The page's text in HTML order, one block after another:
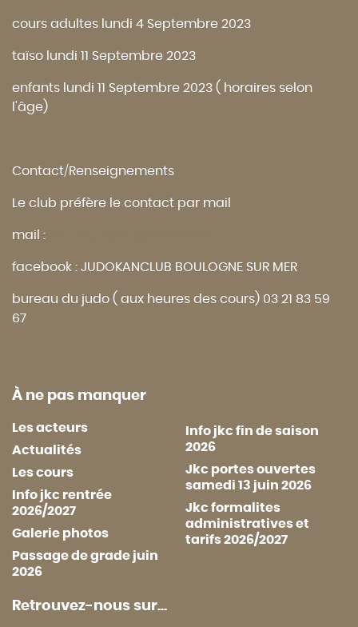
cours adultes lundi 4 Septembre 2023
taïso lundi 11 Septembre 2023
enfants lundi 11 Septembre 2023 ( horaires selon
l'âge)
Contact/Renseignements
Le club préfère le contact par mail
mail :
facebook : JUDOKANCLUB BOULOGNE SUR MER
bureau du judo ( aux heures des cours) 03 21 83 59
67
À ne pas manquer
Les acteurs
Actualités
Les cours
Info jkc rentrée
2026/2027
Galerie photos
Passage de grade juin
2026
Info jkc fin de saison
2026
Jkc portes ouvertes
samedi 13 juin 2026
Jkc formalites
administratives et
tarifs 2026/2027
Retrouvez-nous sur...